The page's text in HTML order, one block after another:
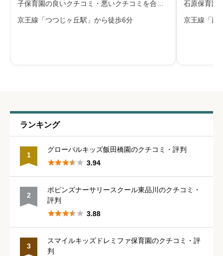
星の数をお選びください 
星の数をお選びください
子保育園の良いクチコミ・悪いクチコミを合わ
せて評判をご紹介します。大きな団地や公園に
近い環境にあります。園庭開放や給食体験、ベ
京王線「つつじヶ丘駅」から徒歩6分
石原保育園
わせて評判
近い静かな
京王線「西
ランキング
1
グローバルキッズ飯田橋園のクチコミ・評判
 3.94
2
ポピンズナーサリースクール東品川のクチコミ・
評判
 3.88
3
スマイルキッズドレミファ保育園のクチコミ・評
判